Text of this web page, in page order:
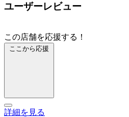
ユーザーレビュー
この店舗を応援する！
ここから応援
詳細を見る